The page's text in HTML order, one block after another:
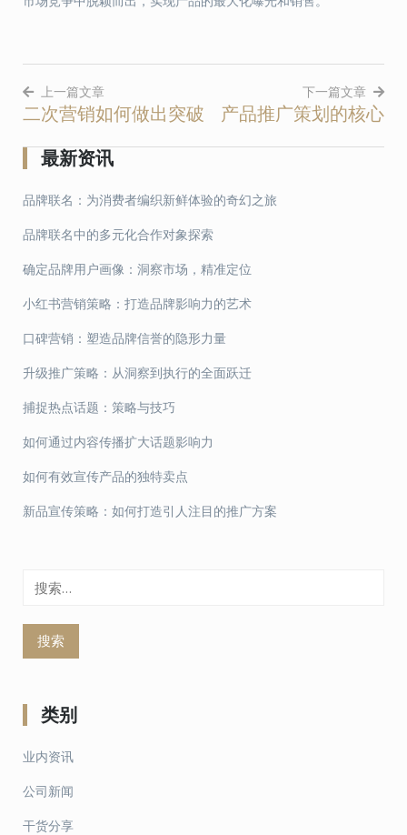
文
章
导
航
上一篇文章
二次营销如何做出突破
下一篇文章
产品推广策划的核心
最新资讯
品牌联名：为消费者编织新鲜体验的奇幻之旅
品牌联名中的多元化合作对象探索
确定品牌用户画像：洞察市场，精准定位
小红书营销策略：打造品牌影响力的艺术
口碑营销：塑造品牌信誉的隐形力量
升级推广策略：从洞察到执行的全面跃迁
捕捉热点话题：策略与技巧
如何通过内容传播扩大话题影响力
如何有效宣传产品的独特卖点
新品宣传策略：如何打造引人注目的推广方案
类别
业内资讯
公司新闻
干货分享